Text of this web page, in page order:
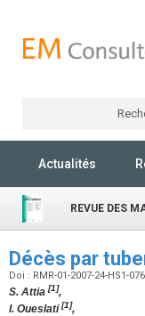
Actualités
REVUE DES
Décès par
Doi : RMR-01-2007-24-HS1-
S. Attia [1],
I. Oueslati[1],